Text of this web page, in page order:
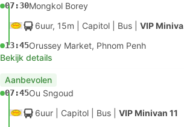
07:30Mongkol Borey
6uur, 15m | Capitol Bus VIP Minivan 11
13:45Orussey Market, Phnom Penh
Bekijk details
Aanbevolen
07:45Ou Sngoud
6uur | Capitol Bus VIP Minivan 11